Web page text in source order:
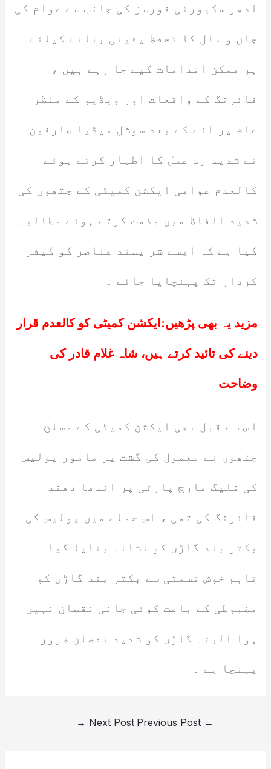
ادھر سکیورٹی فورسز کی جانب سے عوام کی
جان و مال کا تحفظ یقینی بنانے کیلئے
ہر ممکن اقدامات کیے جا رہے ہیں ،
فائرنگ کے واقعات اور ویڈیو کے منظر
عام پر آنے کے بعد سوشل میڈیا صارفین
نے شدید رد عمل کا اظہار کرتے ہوئے
کالعدم عوامی ایکشن کمیٹی کے جتھوں کی
شدید الفاظ میں مذمت کرتے ہوئے مطالبہ
کیا ہے کہ ایسے شر پسند عناصر کو کیفر
کردار تک پہنچایا جائے ۔
مزید یہ بھی پڑھیں: ایکشن کمیٹی کو کالعدم قرار
دینے کی تائید کرتے ہیں، شاہ غلام قادر کی
وضاحت
اس سے قبل بھی ایکشن کمیٹی کے مسلح
جتھوں نے معمول کی گشت پر مامور پولیس
کی فلیگ مارچ پارٹی پر اندھا دھند
فائرنگ کی تھی ، اس حملے میں پولیس کی
بکتر بند گاڑی کو نشانہ بنایا گیا ۔
تاہم خوش قسمتی سے بکتر بند گاڑی کو
مضبوطی کے باعث کوئی جانی نقصان نہیں
ہوا البتہ گاڑی کو شدید نقصان ضرور
پہنچا ہے ۔
←
Next Post
→